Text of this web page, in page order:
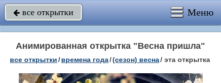
 все открытки Меню
Анимированная открытка "Весна пришла"
все открытки/времена года/(сезон) весна/ эта открытка